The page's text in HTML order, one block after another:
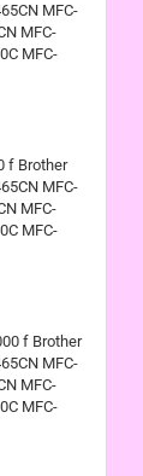
MFC-
MFC-
MFC-
f Brother
MFC-
MFC-
MFC-
f Brother
MFC-
MFC-
MFC-